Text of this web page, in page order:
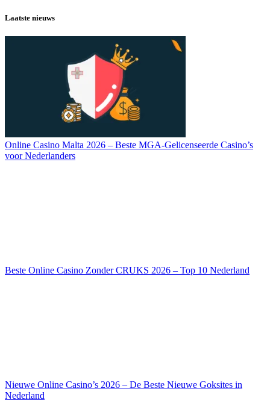
Laatste nieuws
Online Casino Malta 2026 – Beste MGA-Gelicenseerde Casino’s
voor Nederlanders
Beste Online Casino Zonder CRUKS 2026 – Top 10 Nederland
Nieuwe Online Casino’s 2026 – De Beste Nieuwe Goksites in
Nederland